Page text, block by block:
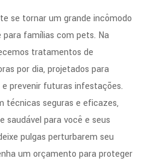
se tornar um grande incômodo
famílias com pets. Na
tratamentos de
por dia, projetados para
prevenir futuras infestações.
técnicas seguras e eficazes,
saudável para você e seus
pulgas perturbarem seu
um orçamento para proteger